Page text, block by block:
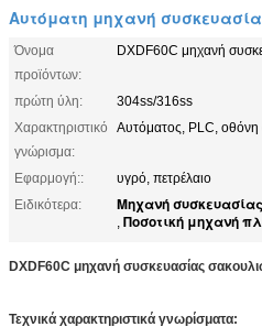
Αυτόματη μηχανή
Όνομα
προϊόντων:
DXDF60C μηχανή
πρώτη ύλη:
304ss/316ss
Χαρακτηριστικό
γνώρισμα:
Αυτόματος, PLC, οθόνη
Εφαρμογή::
υγρό, πετρέλαιο
Ειδικότερα:
Μηχανή
, Ποσοτική μηχανή
DXDF60C μηχανή συσκευασίας
Τεχνικά χαρακτηριστικά γνωρίσματα: